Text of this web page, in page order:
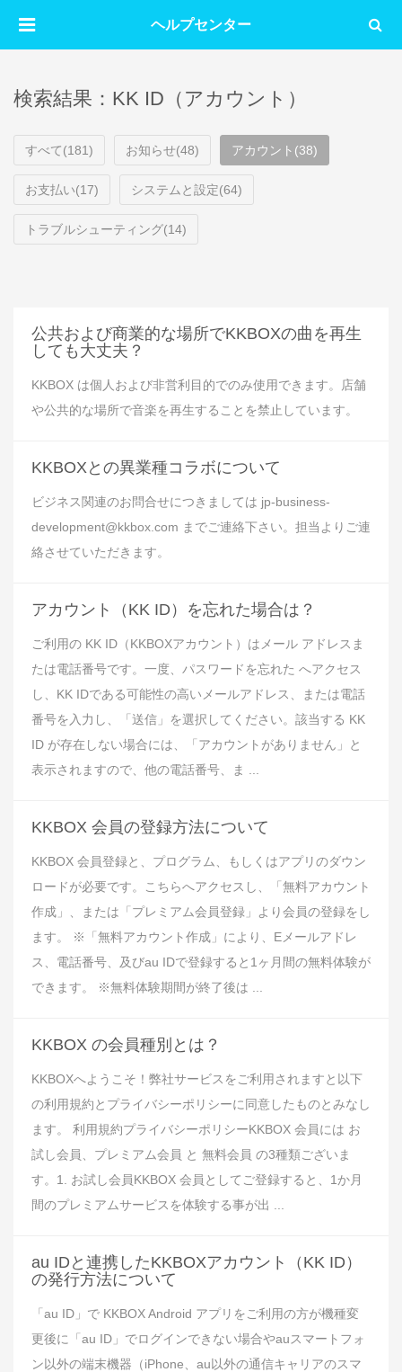
ヘルプセンター
検索結果：KK ID（アカウント）
すべて(181) お知らせ(48) アカウント(38)
お支払い(17) システムと設定(64)
トラブルシューティング(14)
公共および商業的な場所でKKBOXの曲を再生
しても大丈夫？
KKBOX は個人および非営利目的でのみ使用できます。店舗
や公共的な場所で音楽を再生することを禁止しています。
KKBOXとの異業種コラボについて
ビジネス関連のお問合せにつきましては jp-business-
development@kkbox.com までご連絡下さい。担当よりご連
絡させていただきます。
アカウント（KK ID）を忘れた場合は？
ご利用の KK ID（KKBOXアカウント）はメール アドレスま
たは電話番号です。一度、パスワードを忘れた へアクセス
し、KK IDである可能性の高いメールアドレス、または電話
番号を入力し、「送信」を選択してください。該当する KK
ID が存在しない場合には、「アカウントがありません」と
表示されますので、他の電話番号、ま ...
KKBOX 会員の登録方法について
KKBOX 会員登録と、プログラム、もしくはアプリのダウン
ロードが必要です。こちらへアクセスし、「無料アカウント
作成」、または「プレミアム会員登録」より会員の登録をし
ます。 ※「無料アカウント作成」により、Eメールアドレ
ス、電話番号、及びau IDで登録すると1ヶ月間の無料体験が
できます。 ※無料体験期間が終了後は ...
KKBOX の会員種別とは？
KKBOXへようこそ！弊社サービスをご利用されますと以下
の利用規約とプライバシーポリシーに同意したものとみなし
ます。 利用規約プライバシーポリシーKKBOX 会員には お
試し会員、プレミアム会員 と 無料会員 の3種類ございま
す。1. お試し会員KKBOX 会員としてご登録すると、1か月
間のプレミアムサービスを体験する事が出 ...
au IDと連携したKKBOXアカウント（KK ID）
の発行方法について
「au ID」で KKBOX Android アプリをご利用の方が機種変
更後に「au ID」でログインできない場合やauスマートフォ
ン以外の端末機器（iPhone、au以外の通信キャリアのスマ